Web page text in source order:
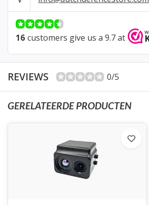
16 customers give us a 9.7 at
REVIEWS 0/5
GERELATEERDE PRODUCTEN